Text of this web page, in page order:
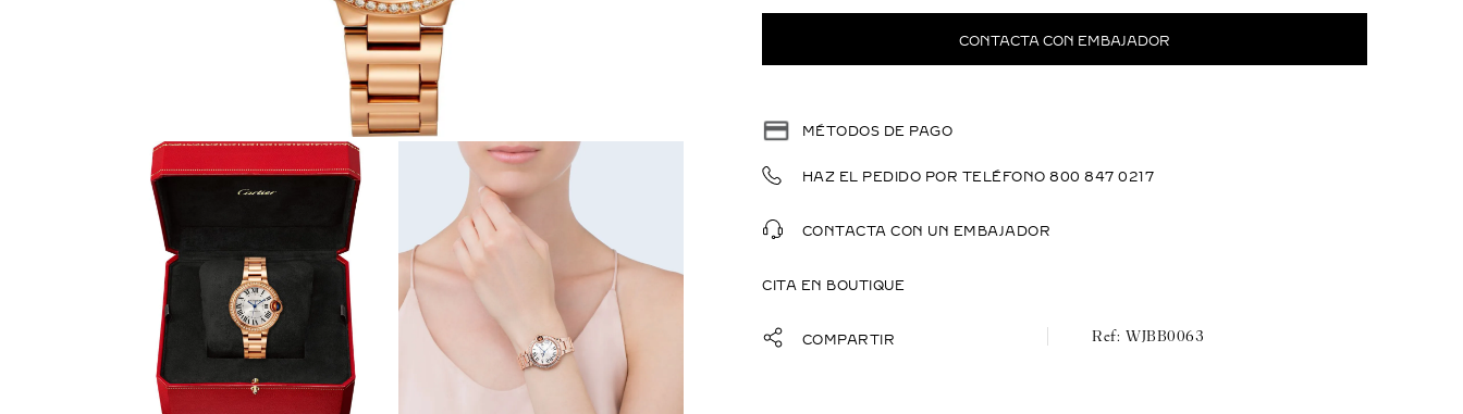
espada. Cristal de zafiro.
CONTACTA CON EMBAJADOR
MÉTODOS DE PAGO
HAZ EL PEDIDO POR TELÉFONO 800 847 0217
CONTACTA CON UN EMBAJADOR
CITA EN BOUTIQUE
COMPARTIR WJBB0063